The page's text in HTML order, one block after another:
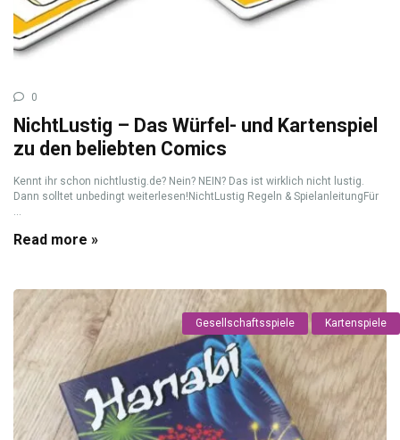
0
NichtLustig – Das Würfel- und Kartenspiel
zu den beliebten Comics
Kennt ihr schon nichtlustig.de? Nein? NEIN? Das ist wirklich nicht lustig.
Dann solltet unbedingt weiterlesen!NichtLustig Regeln & SpielanleitungFür
...
Read more »
Gesellschaftsspiele Kartenspiele